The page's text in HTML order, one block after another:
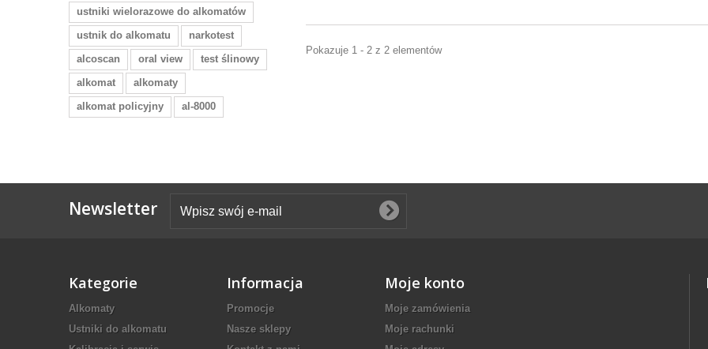
ustniki wielorazowe do alkomatów
ustnik do alkomatu
narkotest
alcoscan
oral view
test ślinowy
alkomat
alkomaty
alkomat policyjny
al-8000
Pokazuje 1 - 2 z 2 elementów
Newsletter
Kategorie
Alkomaty
Ustniki do alkomatu
Informacja
Promocje
Nasze sklepy
Moje konto
Moje zamówienia
Moje rachunki